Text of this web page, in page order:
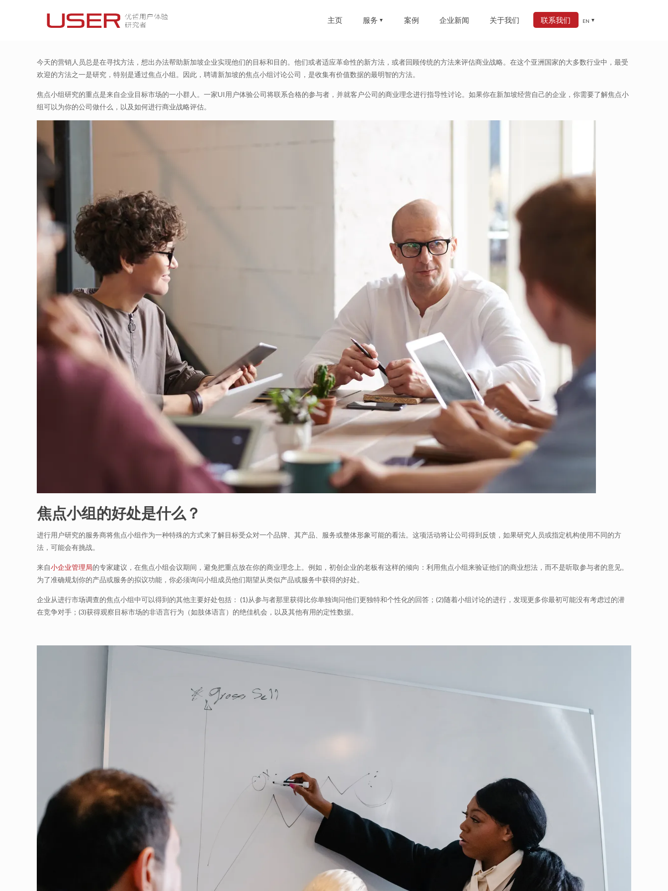
主页 服务 案例 企业新闻 关于我们 联系我们 EN
今天的营销人员总是在寻找方法，想出办法帮助新加坡企业实现他们的目标和目的。他们或者适应革命性的新方法，或者回顾传统的方法来评估商业战略。在这个亚洲国家的大多数行业中，最受
欢迎的方法之一是研究，特别是通过焦点小组。因此，聘请新加坡的焦点小组讨论公司，是收集有价值数据的最明智的方法。
焦点小组研究的重点是来自企业目标市场的一小群人。一家UI用户体验公司将联系合格的参与者，并就客户公司的商业理念进行指导性讨论。如果你在新加坡经营自己的企业，你需要了解焦点小
组可以为你的公司做什么，以及如何进行商业战略评估。
焦点小组的好处是什么？
进行用户研究的服务商将焦点小组作为一种特殊的方式来了解目标受众对一个品牌、其产品、服务或整体形象可能的看法。这项活动将让公司得到反馈，如果研究人员或指定机构使用不同的方
法，可能会有挑战。
来自小企业管理局的专家建议，在焦点小组会议期间，避免把重点放在你的商业理念上。例如，初创企业的老板有这样的倾向：利用焦点小组来验证他们的商业想法，而不是听取参与者的意见。
为了准确规划你的产品或服务的拟议功能，你必须询问小组成员他们期望从类似产品或服务中获得的好处。
企业从进行市场调查的焦点小组中可以得到的其他主要好处包括： (1)从参与者那里获得比你单独询问他们更独特和个性化的回答；(2)随着小组讨论的进行，发现更多你最初可能没有考虑过的潜
在竞争对手；(3)获得观察目标市场的非语言行为（如肢体语言）的绝佳机会，以及其他有用的定性数据。